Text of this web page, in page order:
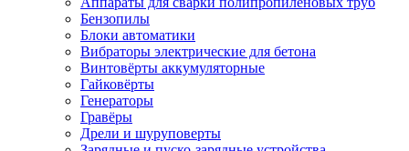
Бензопилы
Блоки автоматики
Вибраторы электрические для бетона
Винтовёрты аккумуляторные
Гайковёрты
Генераторы
Гравёры
Дрели и шуруповерты